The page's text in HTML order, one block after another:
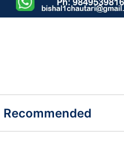
Recommended